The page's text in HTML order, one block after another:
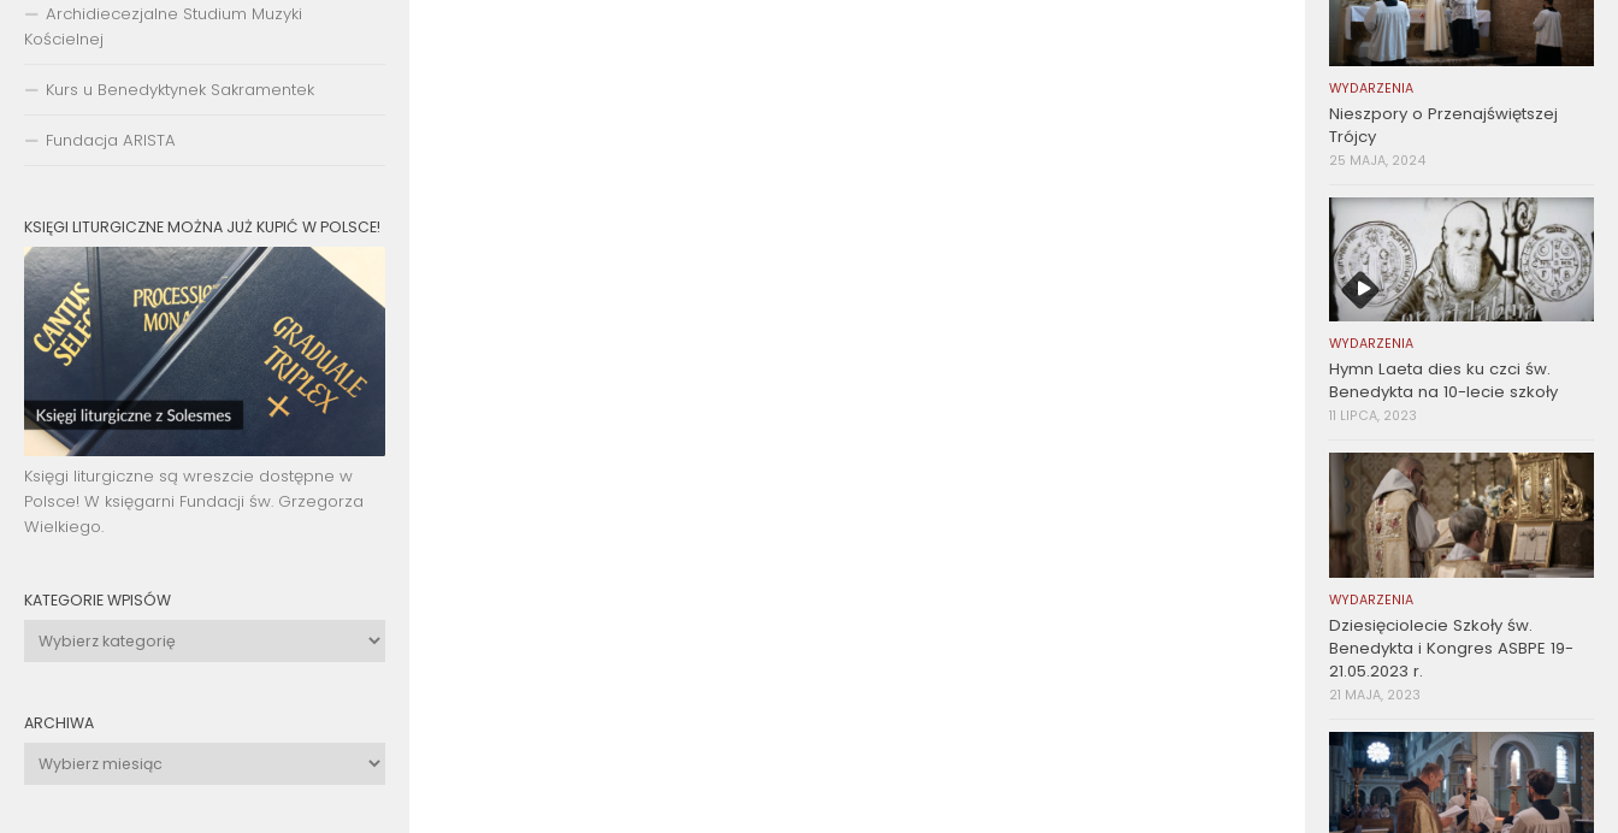
Archidiecezjalne Studium Muzyki
Kościelnej
Kurs u Benedyktynek Sakramentek
Fundacja ARISTA
KSIĘGI LITURGICZNE MOŻNA JUŻ KUPIĆ W POLSCE!
Księgi liturgiczne są wreszcie dostępne w
Polsce! W księgarni Fundacji św. Grzegorza
Wielkiego.
KATEGORIE WPISÓW
Kategorie
wpisów
ARCHIWA
Archiwa
WYDARZENIA
Nieszpory o Przenajświętszej
Trójcy
25 MAJA, 2024
WYDARZENIA
Hymn Laeta dies ku czci św.
Benedykta na 10-lecie szkoły
11 LIPCA, 2023
WYDARZENIA
Dziesięciolecie Szkoły św.
Benedykta i Kongres ASBPE 19-
21.05.2023 r.
21 MAJA, 2023